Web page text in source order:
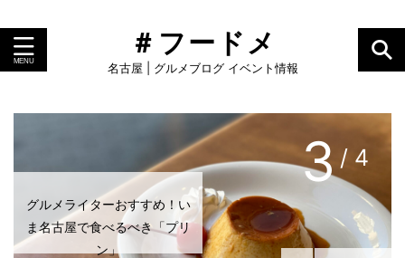
＃フードメ
名古屋 | グルメブログ イベント情報
グルメライターおすすめ！い
ま名古屋で食べるべき「プリ
ン」
4 / 4